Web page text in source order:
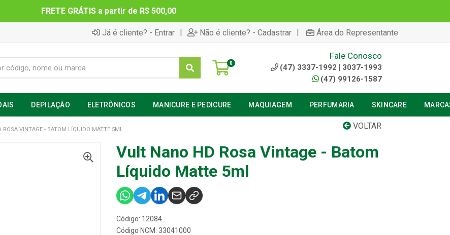
FRETE GRÁTIS a partir de R$ 500,00
Já é cliente? - Entrar | Não é cliente? - Cadastrar | Área do Representante
0
Fale Conosco
(47) 3337-1992 | 3037-1993
(47) 99126-1587
DEPILAÇÃO ELETRÔNICOS MANICURE E PEDICURE MAQUIAGEM PERFUMARIA SKINCARE
VOLTAR
ROSA VINTAGE - BATOM LÍQUIDO MATTE 5ML
Vult Nano HD Rosa Vintage - Batom
Líquido Matte 5ml
Código: 12084
Código NCM: 33041000